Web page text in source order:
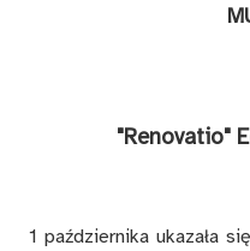
"Renovatio"
1 października ukazała